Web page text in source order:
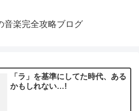
音楽完全攻略ブログ
「ラ」を基準にしてた時代、ある
かもしれない…!